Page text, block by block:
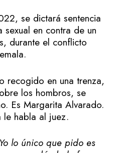
se dictará sentencia
en contra de un
durante el conflicto
recogido en una trenza,
los hombros, se
Es Margarita Alvarado.
le habla al juez.
Yo lo único que pido es